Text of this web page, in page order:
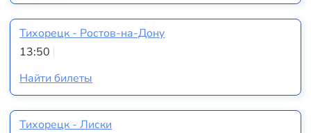
Тихорецк - Ростов-на-Дону
13:50
Найти билеты
Тихорецк - Лиски